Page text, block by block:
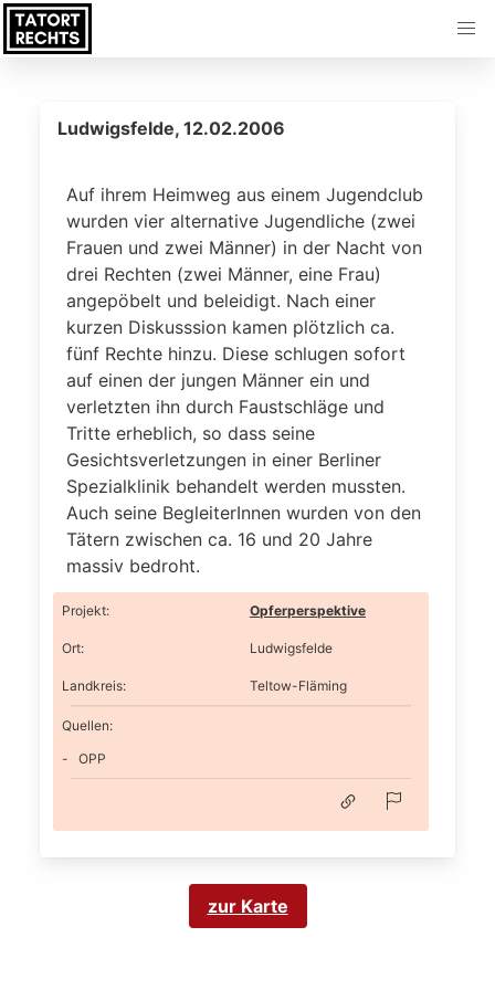
Ludwigsfelde, 12.02.2006
Auf ihrem Heimweg aus einem Jugendclub
wurden vier alternative Jugendliche (zwei
Frauen und zwei Männer) in der Nacht von
drei Rechten (zwei Männer, eine Frau)
angepöbelt und beleidigt. Nach einer
kurzen Diskusssion kamen plötzlich ca.
fünf Rechte hinzu. Diese schlugen sofort
auf einen der jungen Männer ein und
verletzten ihn durch Faustschläge und
Tritte erheblich, so dass seine
Gesichtsverletzungen in einer Berliner
Spezialklinik behandelt werden mussten.
Auch seine BegleiterInnen wurden von den
Tätern zwischen ca. 16 und 20 Jahre
massiv bedroht.
Projekt: Opferperspektive
Ort: Ludwigsfelde
Landkreis: Teltow-Fläming
Quellen:
OPP
zur Karte